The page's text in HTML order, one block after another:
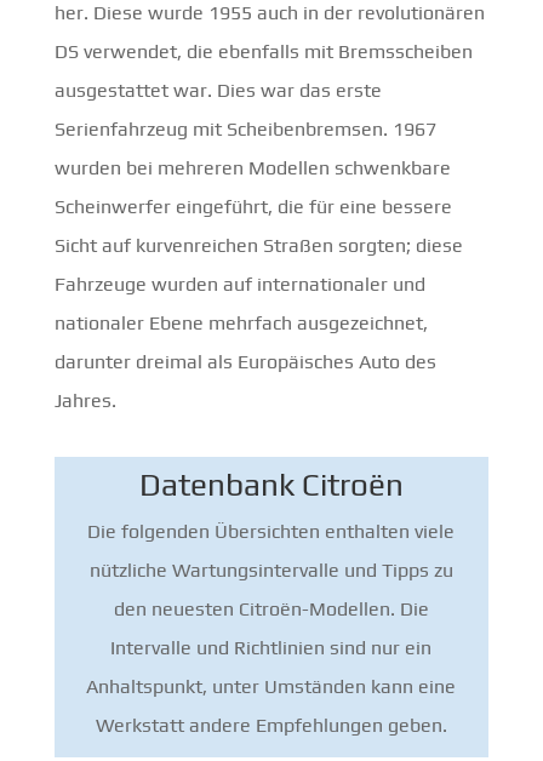
her. Diese wurde 1955 auch in der revolutionären
DS verwendet, die ebenfalls mit Bremsscheiben
ausgestattet war. Dies war das erste
Serienfahrzeug mit Scheibenbremsen. 1967
wurden bei mehreren Modellen schwenkbare
Scheinwerfer eingeführt, die für eine bessere
Sicht auf kurvenreichen Straßen sorgten; diese
Fahrzeuge wurden auf internationaler und
nationaler Ebene mehrfach ausgezeichnet,
darunter dreimal als Europäisches Auto des
Jahres.
Datenbank Citroën
Die folgenden Übersichten enthalten viele
nützliche Wartungsintervalle und Tipps zu
den neuesten Citroën-Modellen. Die
Intervalle und Richtlinien sind nur ein
Anhaltspunkt, unter Umständen kann eine
Werkstatt andere Empfehlungen geben.